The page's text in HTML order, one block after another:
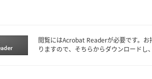
閲覧にはAcrobat Readerが必要です。お
りますので、そちらからダウンロードし